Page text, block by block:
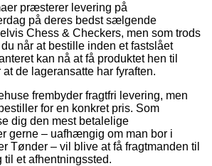
præsterer levering på
på deres bedst sælgende
Chess & Checkers, men som trods
når at bestille inden et fastslået
kan nå at få produktet hen til
de lageransatte har fyraften.
frembyder fragtfri levering, men
for en konkret pris. Som
dig den mest betalelige
gerne – uafhængig om man bor i
Tønder – vil blive at få fragtmanden til
et afhentningssted.